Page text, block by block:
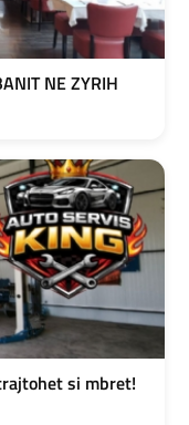
NE ZYRIH
si mbret!